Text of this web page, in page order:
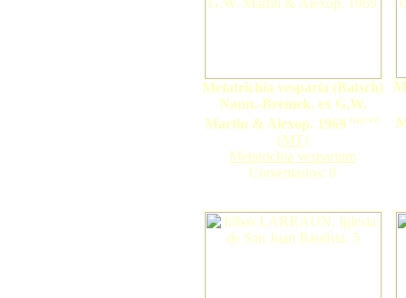
Metatrichia vesparia (Batsch)
Nann.-Bremek. ex G.W.
Martin & Alexop. 1969 nuevo
(MT)
Metatrichia vesparium
Comentarios: 0